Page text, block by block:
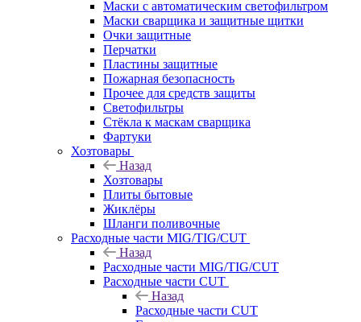
Маски с автоматическим светофильтром
Маски сварщика и защитные щитки
Очки защитные
Перчатки
Пластины защитные
Пожарная безопасность
Прочее для средств защиты
Светофильтры
Стёкла к маскам сварщика
Фартуки
Хозтовары
Назад
Хозтовары
Плиты бытовые
Жиклёры
Шланги поливочные
Расходные части MIG/TIG/CUT
Назад
Расходные части MIG/TIG/CUT
Расходные части CUT
Назад
Расходные части CUT